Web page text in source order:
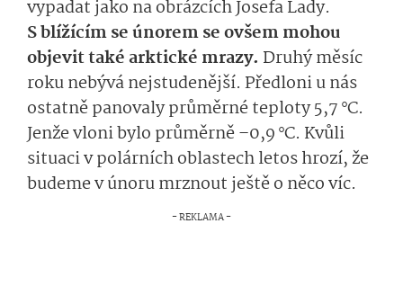
vypadat jako na obrázcích Josefa Lady.
S blížícím se únorem se ovšem mohou
objevit také arktické mrazy. Druhý měsíc
roku nebývá nejstudenější. Předloni u nás
ostatně panovaly průměrné teploty 5,7 °C.
Jenže vloni bylo průměrně –0,9 °C. Kvůli
situaci v polárních oblastech letos hrozí, že
budeme v únoru mrznout ještě o něco víc.